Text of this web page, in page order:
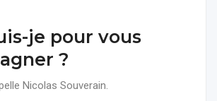
je pour vous
?
Nicolas Souverain.